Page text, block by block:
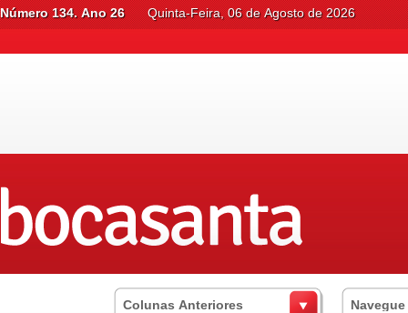
Número 134. Ano 26 Quinta-Feira, 06 de Agosto de 2026
Colunas Anteriores